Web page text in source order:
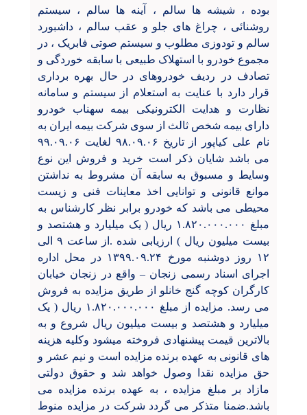
بوده ، شیشه ها سالم ، آینه ها سالم ، سیستم
روشنائی ، چراغ های جلو و عقب سالم ، داشبورد
سالم و تودوزی مطلوب و سیستم صوتی فابریک ، در
مجموع خودرو با استهلاک طبیعی با سابقه خوردگی و
تصادف در ردیف خودروهای در حال بهره برداری
قرار دارد با عنایت به استعلام از سیستم و سامانه
نظارت و هدایت الکترونیکی بیمه سهناب خودرو
دارای بیمه شخص ثالث از سوی شرکت بیمه ایران به
نام علی کیاپور از تاریخ ۹۸.۰۹.۰۶ لغایت ۹۹.۰۹.۰۶
می باشد شایان ذکر است خرید و فروش این نوع
وسایط و مسبوق به سابقه آن مشروط به نداشتن
موانع قانونی و توانایی اخذ معاینات فنی و زیست
محیطی می باشد که خودرو برابر نظر کارشناس به
مبلغ ۱.۸۲۰.۰۰۰.۰۰۰ ريال ( یک میلیارد و هشتصد و
بیست میلیون ريال ) ارزیابی شده .از ساعت ۹ الی
۱۲ روز دوشنبه مورخ ۱۳۹۹.۰۹.۲۴ در محل اداره
اجرای اسناد رسمی زنجان – واقع در زنجان خیابان
کارگران کوچه گنج خانلو از طریق مزایده به فروش
می رسد. مزایده از مبلغ ۱.۸۲۰.۰۰۰.۰۰۰ ريال ( یک
میلیارد و هشتصد و بیست میلیون ريال شروع و به
بالاترین قیمت پیشنهادی فروخته میشود وکلیه هزینه
های قانونی به عهده برنده مزایده است و نیم عشر و
حق مزایده نقدا وصول خواهد شد و حقوق دولتی
مازاد بر مبلغ مزایده ، به عهده برنده مزایده می
باشد.ضمنا متذکر می گردد شرکت در مزایده منوط